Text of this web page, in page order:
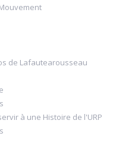
de Lafautearousseau
à une Histoire de l'URP